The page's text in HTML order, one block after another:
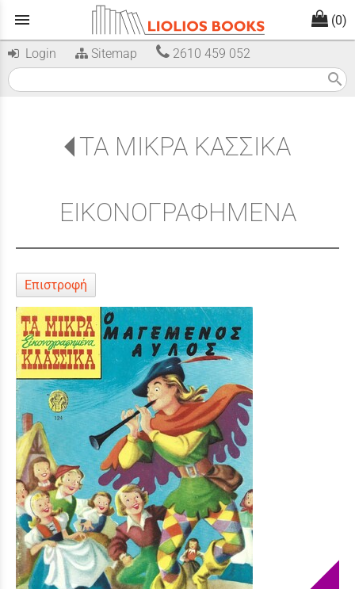
menu (0)
Login Sitemap 2610 459 052
search
ΤΑ ΜΙΚΡΑ ΚΑΣΣΙΚΑ
ΕΙΚΟΝΟΓΡΑΦΗΜΕΝΑ
Επιστροφή